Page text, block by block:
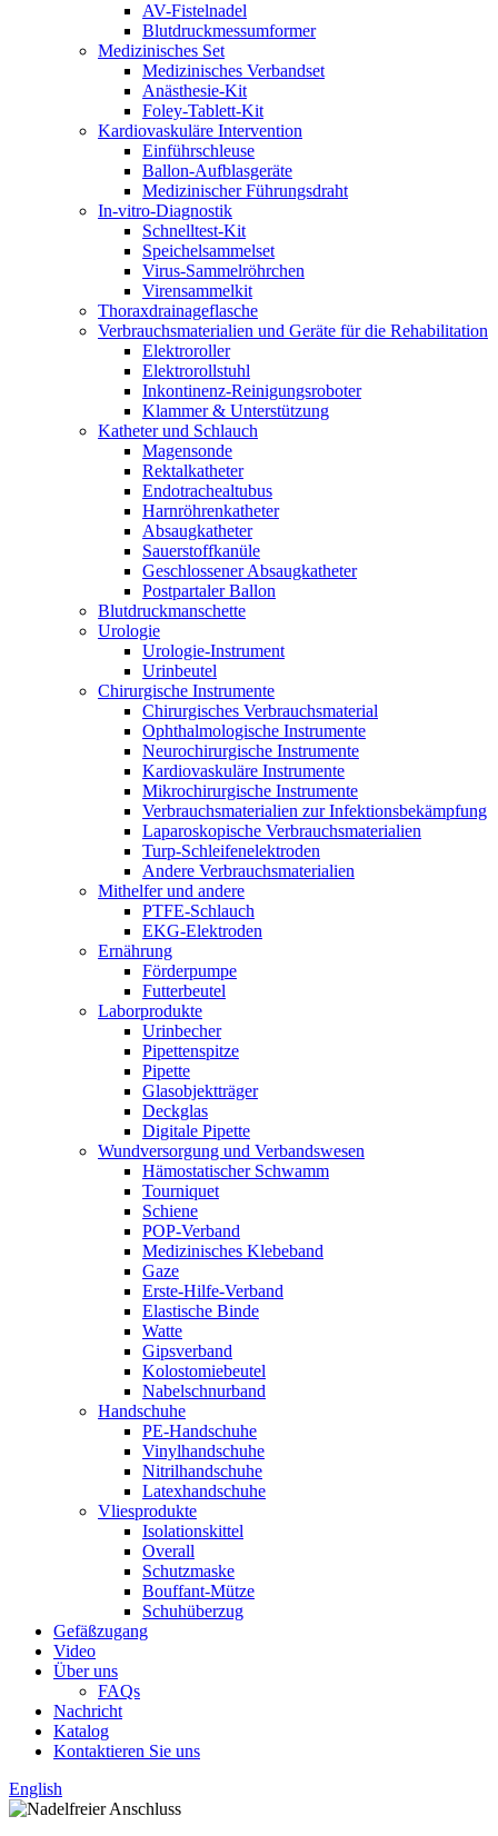
AV-Fistelnadel
Blutdruckmessumformer
Medizinisches Set
Medizinisches Verbandset
Anästhesie-Kit
Foley-Tablett-Kit
Kardiovaskuläre Intervention
Einführschleuse
Ballon-Aufblasgeräte
Medizinischer Führungsdraht
In-vitro-Diagnostik
Schnelltest-Kit
Speichelsammelset
Virus-Sammelröhrchen
Virensammelkit
Thoraxdrainageflasche
Verbrauchsmaterialien und Geräte für die Rehabilitation
Elektroroller
Elektrorollstuhl
Inkontinenz-Reinigungsroboter
Klammer & Unterstützung
Katheter und Schlauch
Magensonde
Rektalkatheter
Endotrachealtubus
Harnröhrenkatheter
Absaugkatheter
Sauerstoffkanüle
Geschlossener Absaugkatheter
Postpartaler Ballon
Blutdruckmanschette
Urologie
Urologie-Instrument
Urinbeutel
Chirurgische Instrumente
Chirurgisches Verbrauchsmaterial
Ophthalmologische Instrumente
Neurochirurgische Instrumente
Kardiovaskuläre Instrumente
Mikrochirurgische Instrumente
Verbrauchsmaterialien zur Infektionsbekämpfung
Laparoskopische Verbrauchsmaterialien
Turp-Schleifenelektroden
Andere Verbrauchsmaterialien
Mithelfer und andere
PTFE-Schlauch
EKG-Elektroden
Ernährung
Förderpumpe
Futterbeutel
Laborprodukte
Urinbecher
Pipettenspitze
Pipette
Glasobjektträger
Deckglas
Digitale Pipette
Wundversorgung und Verbandswesen
Hämostatischer Schwamm
Tourniquet
Schiene
POP-Verband
Medizinisches Klebeband
Gaze
Erste-Hilfe-Verband
Elastische Binde
Watte
Gipsverband
Kolostomiebeutel
Nabelschnurband
Handschuhe
PE-Handschuhe
Vinylhandschuhe
Nitrilhandschuhe
Latexhandschuhe
Vliesprodukte
Isolationskittel
Overall
Schutzmaske
Bouffant-Mütze
Schuhüberzug
Gefäßzugang
Video
Über uns
FAQs
Nachricht
Katalog
Kontaktieren Sie uns
English